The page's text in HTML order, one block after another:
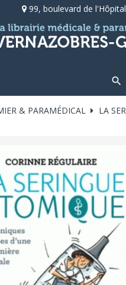
99, boulevard de

& PARAMÉDICAL
LA